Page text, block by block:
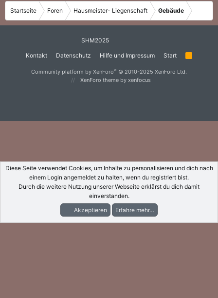
Startseite Foren Hausmeister- Liegenschaft Gebäude
SHM2025
Kontakt Datenschutz Hilfe und Impressum Start
R
Community platform by XenForo® © 2010-2025 XenForo Ltd.
XenForo theme by xenfocus
Aktuelles Anmelden Registrieren
Diese Seite verwendet Cookies, um Inhalte zu personalisieren und dich nach
einem Login angemeldet zu halten, wenn du registriert bist.
Durch die weitere Nutzung unserer Webseite erklärst du dich damit
einverstanden.
Akzeptieren
Erfahre mehr…